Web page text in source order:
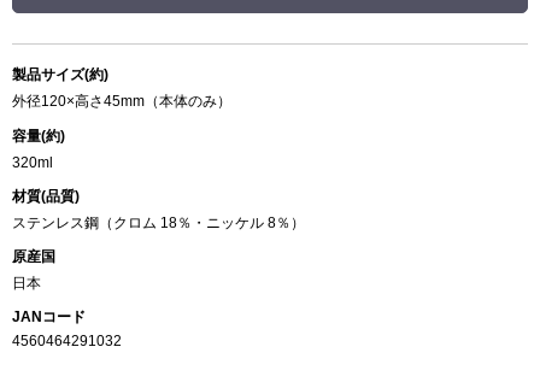
製品サイズ(約)
外径120×高さ45mm（本体のみ）
容量(約)
320ml
材質(品質)
ステンレス鋼（クロム 18％・ニッケル 8％）
原産国
日本
JANコード
4560464291032